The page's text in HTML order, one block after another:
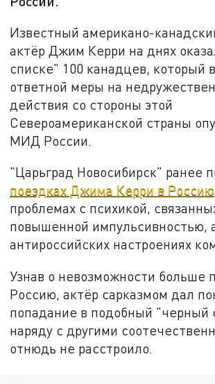
Известный американо-
актёр Джим Керри на днях
списке" 100 канадцев, который
ответной меры на
действия со стороны этой
Североамериканской страны
МИД России.
"Царьград Новосибирск" ранее
поездках Джима Керри в Россию
проблемах с психикой,
повышенной импульсивностью,
антироссийских настроениях
Узнав о невозможности больше
Россию, актёр сарказмом дал
попадание в подобный "черный
наряду с другими
отнюдь не расстроило.